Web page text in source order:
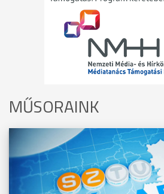
MŰSORAINK